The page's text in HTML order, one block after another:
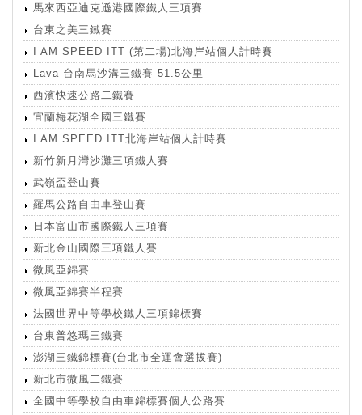
馬來西亞迪克遜港國際鐵人三項賽
台東之美三鐵賽
I AM SPEED ITT (第二場)北海岸站個人計時賽
Lava 台南馬沙溝三鐵賽 51.5公里
西濱快速公路二鐵賽
宜蘭梅花湖全國三鐵賽
I AM SPEED ITT北海岸站個人計時賽
新竹新月灣沙灘三項鐵人賽
武嶺盃登山賽
羅馬公路自由車登山賽
日本富山市國際鐵人三項賽
新北金山國際三項鐵人賽
微風亞錦賽
微風亞錦賽半程賽
法國世界中等學校鐵人三項錦標賽
台東普悠瑪三鐵賽
澎湖三鐵錦標賽(台北市全運會選拔賽)
新北市微風二鐵賽
全國中等學校自由車錦標賽個人公路賽